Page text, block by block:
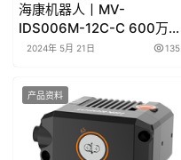
海康机器人丨MV-
IDS006M-12C-C 600万像
素智能读码套件产品彩页/用
2024年 5月 21日 135
产品资料